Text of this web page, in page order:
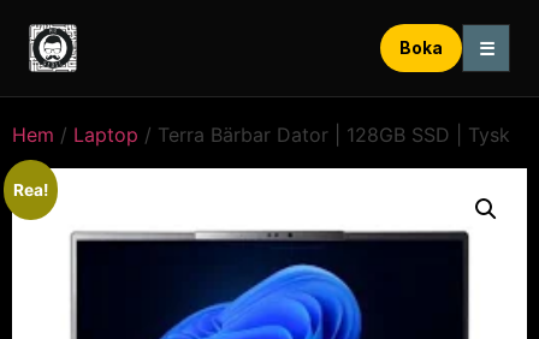
Boka ☰
Hem / Laptop / Terra Bärbar Dator | 128GB SSD | Tysk
Rea!